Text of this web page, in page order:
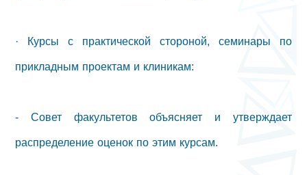
· Курсы с практической стороной, семинары по
прикладным проектам и клиникам:
- Совет факультетов объясняет и утверждает
распределение оценок по этим курсам.